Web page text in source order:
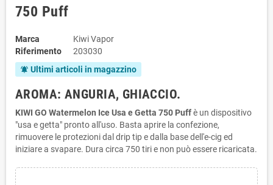
750 Puff
Marca
Kiwi Vapor
Riferimento
203030
notifications_active Ultimi articoli in magazzino
AROMA: ANGURIA, GHIACCIO.
KIWI GO Watermelon Ice Usa e Getta 750 Puffè un dispositivo
"usa e getta" pronto all'uso. Basta aprire la confezione,
rimuovere le protezioni dal drip tip e dalla base dell'e-cig ed
iniziare a svapare. Dura circa 750 tiri e non può essere ricaricata.